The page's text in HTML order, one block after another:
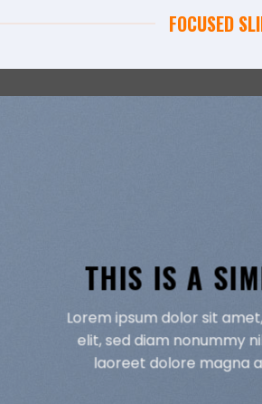
FOCUSED
THIS IS A
Lorem ipsum dolor sit
elit, sed diam nonummy
laoreet dolore magna